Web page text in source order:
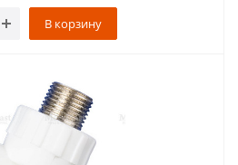
В корзину